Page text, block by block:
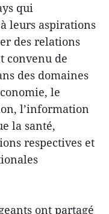
qui
leurs aspirations
des relations
convenu de
des domaines
le
l’information
la santé,
respectives et
ont partagé